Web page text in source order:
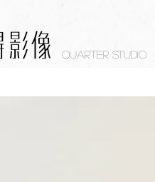
Quarter studio